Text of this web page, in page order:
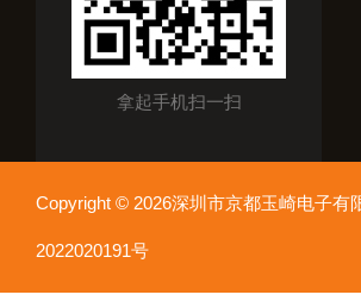
拿起手机扫一扫
Copyright © 2026深圳市京都玉崎电子
2022020191号